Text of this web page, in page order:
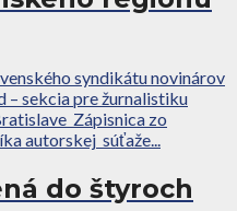
syndikátu novinárov
– sekcia pre žurnalistiku
Zápisnica zo
autorskej súťaže...
do štyroch